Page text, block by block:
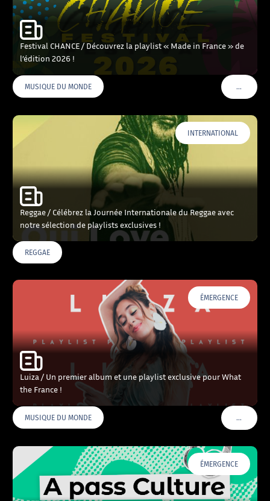
Festival CHANCE / Découvrez la playlist « Made in France » de
l’édition 2026 !
MUSIQUE DU MONDE …VOIR
INTERNATIONAL
Reggae / Célébrez la Journée Internationale du Reggae avec
notre sélection de playlists exclusives !
REGGAE
ÉMERGENCE
Luiza / Un premier album et une playlist exclusive pour What
the France !
MUSIQUE DU MONDE …VOIR
ÉMERGENCE